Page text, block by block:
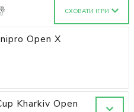
СХОВАТИ ІГРИ
Open X
Kharkiv Open